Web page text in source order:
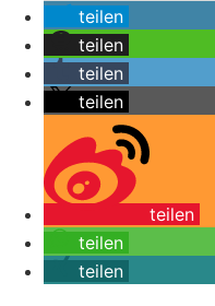
teilen
teilen
teilen
teilen
teilen
teilen
teilen